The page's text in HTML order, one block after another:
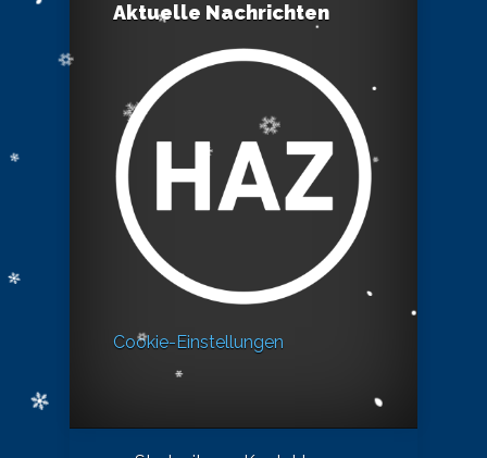
Aktuelle Nachrichten
Cookie-Einstellungen